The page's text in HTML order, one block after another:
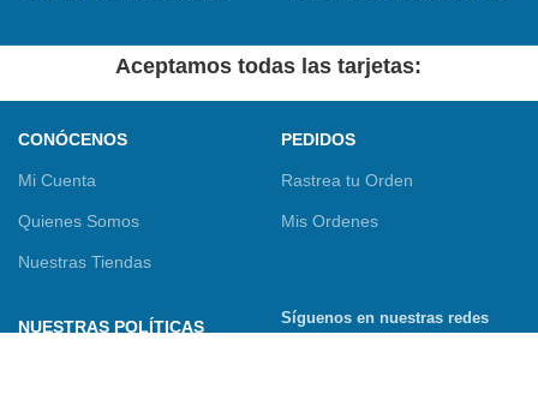
Aceptamos todas las tarjetas:
CONÓCENOS
Mi Cuenta
Quienes Somos
Nuestras Tiendas
PEDIDOS
Rastrea tu Orden
Mis Ordenes
NUESTRAS POLÍTICAS
Síguenos en nuestras redes